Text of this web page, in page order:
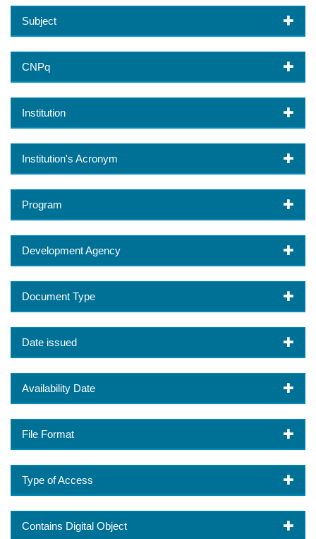
Subject
CNPq
Institution
Institution's Acronym
Program
Development Agency
Document Type
Date issued
Availability Date
File Format
Type of Access
Contains Digital Object